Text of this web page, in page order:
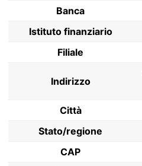
Banca
Istituto finanziario
Filiale
Indirizzo
Città
Stato/regione
CAP